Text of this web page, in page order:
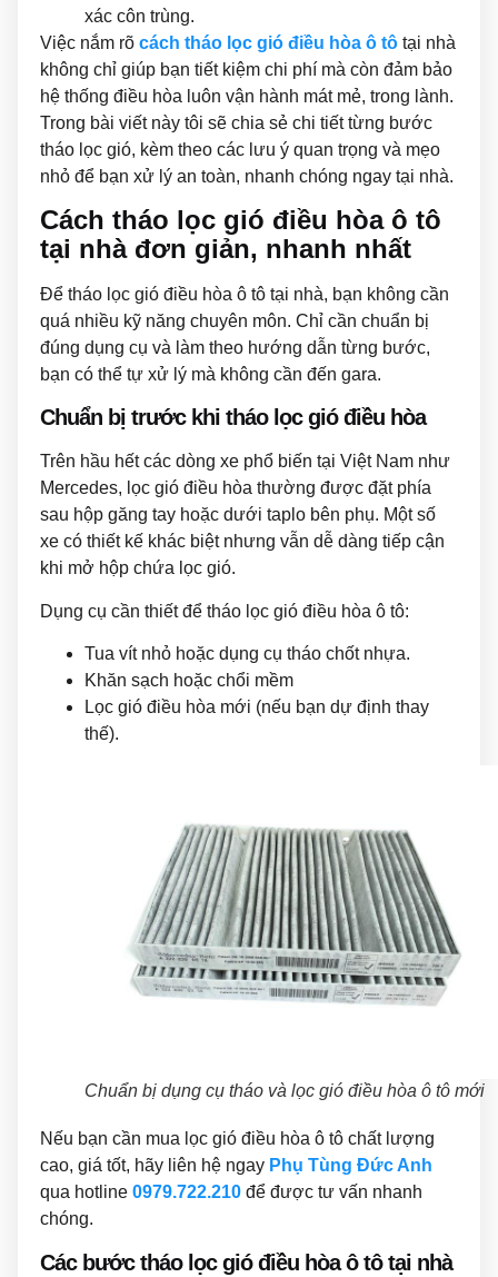
xác côn trùng.
Việc nắm rõ cách tháo lọc gió điều hòa ô tô tại nhà
không chỉ giúp bạn tiết kiệm chi phí mà còn đảm bảo
hệ thống điều hòa luôn vận hành mát mẻ, trong lành.
Trong bài viết này tôi sẽ chia sẻ chi tiết từng bước
tháo lọc gió, kèm theo các lưu ý quan trọng và mẹo
nhỏ để bạn xử lý an toàn, nhanh chóng ngay tại nhà.
Cách tháo lọc gió điều hòa ô tô
tại nhà đơn giản, nhanh nhất
Để tháo lọc gió điều hòa ô tô tại nhà, bạn không cần
quá nhiều kỹ năng chuyên môn. Chỉ cần chuẩn bị
đúng dụng cụ và làm theo hướng dẫn từng bước,
bạn có thể tự xử lý mà không cần đến gara.
Chuẩn bị trước khi tháo lọc gió điều hòa
Trên hầu hết các dòng xe phổ biến tại Việt Nam như
Mercedes, lọc gió điều hòa thường được đặt phía
sau hộp găng tay hoặc dưới taplo bên phụ. Một số
xe có thiết kế khác biệt nhưng vẫn dễ dàng tiếp cận
khi mở hộp chứa lọc gió.
Dụng cụ cần thiết để tháo lọc gió điều hòa ô tô:
Tua vít nhỏ hoặc dụng cụ tháo chốt nhựa.
Khăn sạch hoặc chổi mềm
Lọc gió điều hòa mới (nếu bạn dự định thay
thế).
Chuẩn bị dụng cụ tháo và lọc gió điều hòa ô tô mới
Nếu bạn cần mua lọc gió điều hòa ô tô chất lượng
cao, giá tốt, hãy liên hệ ngay Phụ Tùng Đức Anh
qua hotline 0979.722.210 để được tư vấn nhanh
chóng.
Các bước tháo lọc gió điều hòa ô tô tại nhà